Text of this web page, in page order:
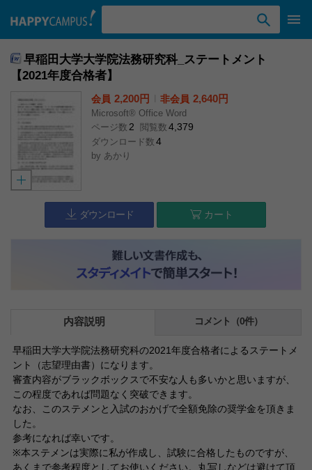
早稲田大学大学院法務研究科_ステートメント
【2021年度合格者】
会員 2,200円 非会員 2,640円
Microsoft® Office Word
ページ数 2 閲覧数 4,379
ダウンロード数 4
by あかり
ダウンロード カート
内容説明 コメント（0件）
早稲田大学大学院法務研究科の2021年度合格者によるステートメ
ント（志望理由書）になります。
審査内容がブラックボックスで不安な人も多いかと思いますが、
この程度であれば問題なく突破できます。
なお、このステメンと入試のおかげで全額免除の奨学金を頂きま
した。
参考になれば幸いです。
※本ステメンは実際に私が作成し、試験に合格したものですが、
あくまで参考程度としてお使いください。丸写しなどは避けて頂